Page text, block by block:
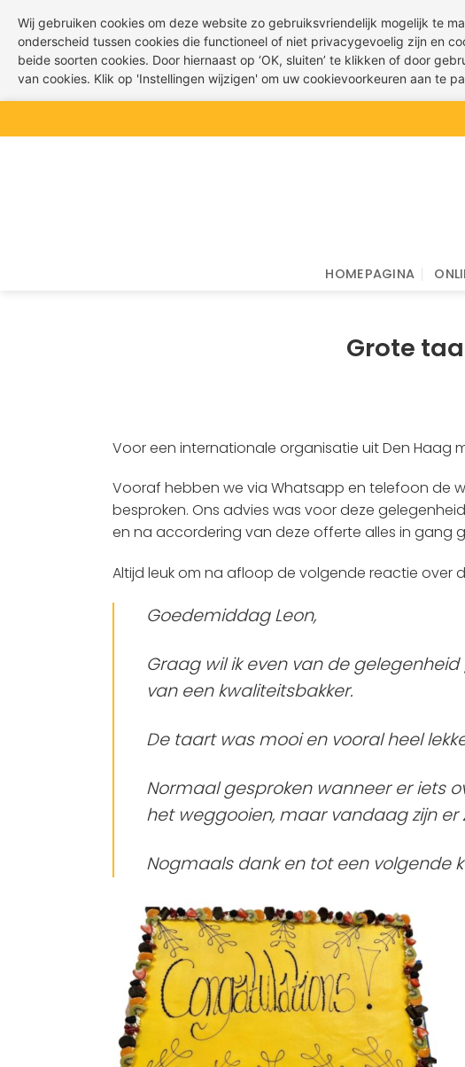
naar
HOMEPAGINA
Grote
Voor een internationale organisatie uit Den Haag
Vooraf hebben we via Whatsapp en telefoon de
besproken. Ons advies was voor deze
en na accordering van deze offerte alles in gang
Altijd leuk om na afloop de volgende reactie over
Goedemiddag Leon,
Graag wil ik even van de
van een kwaliteitsbakker.
De taart was mooi en vooral heel
Normaal gesproken wanneer er iets
het weggooien, maar vandaag zijn
Nogmaals dank en tot een volgende
Wij gebruiken cookies om deze website zo gebruiksvriendelijk mogelijk te
onderscheid tussen cookies die functioneel of niet privacygevoelig zijn en
beide soorten cookies. Door hiernaast op ‘OK, sluiten’ te klikken of door
van cookies. Klik op 'Instellingen wijzigen' om uw cookievoorkeuren aan te